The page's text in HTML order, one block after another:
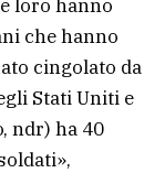
loro hanno
che hanno
cingolato da
Stati Uniti e
ndr) ha 40